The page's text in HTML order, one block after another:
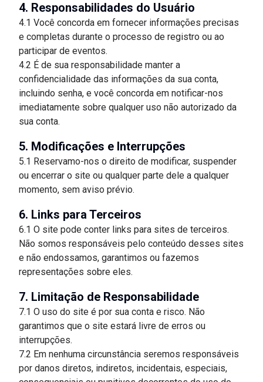
4. Responsabilidades do Usuário
4.1 Você concorda em fornecer informações precisas
e completas durante o processo de registro ou ao
participar de eventos.
4.2 É de sua responsabilidade manter a
confidencialidade das informações da sua conta,
incluindo senha, e você concorda em notificar-nos
imediatamente sobre qualquer uso não autorizado da
sua conta.
5. Modificações e Interrupções
5.1 Reservamo-nos o direito de modificar, suspender
ou encerrar o site ou qualquer parte dele a qualquer
momento, sem aviso prévio.
6. Links para Terceiros
6.1 O site pode conter links para sites de terceiros.
Não somos responsáveis pelo conteúdo desses sites
e não endossamos, garantimos ou fazemos
representações sobre eles.
7. Limitação de Responsabilidade
7.1 O uso do site é por sua conta e risco. Não
garantimos que o site estará livre de erros ou
interrupções.
7.2 Em nenhuma circunstância seremos responsáveis
por danos diretos, indiretos, incidentais, especiais,